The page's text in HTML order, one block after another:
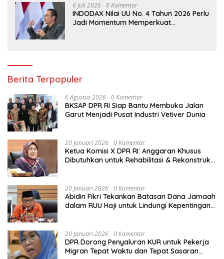
6 Juli 2026 0 Komentar
INDODAX Nilai UU No. 4 Tahun 2026 Perlu
Jadi Momentum Memperkuat
Berita Terpopuler
6 Agustus 2026 0 Komentar
BKSAP DPR RI Siap Bantu Membuka Jalan
Garut Menjadi Pusat Industri Vetiver Dunia
20 Januari 2026 0 Komentar
Ketua Komisi X DPR RI: Anggaran Khusus
Dibutuhkan untuk Rehabilitasi & Rekonstruksi
20 Januari 2026 0 Komentar
Abidin Fikri Tekankan Batasan Dana Jamaah
dalam RUU Haji untuk Lindungi Kepentingan
20 Januari 2026 0 Komentar
DPR Dorong Penyaluran KUR untuk Pekerja
Migran Tepat Waktu dan Tepat Sasaran